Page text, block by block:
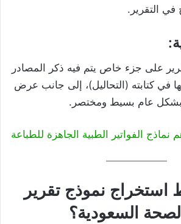
في التقرير.
على جزء خاص يتم فيه ذكر المصادر
في كتابته (التحاليل)، إلى جانب عرض
بشكل عام بسيط ومختصر.
نماذج الفواتير الطبية الجاهزة للطباعة
نموذج تقرير
السعودية؟